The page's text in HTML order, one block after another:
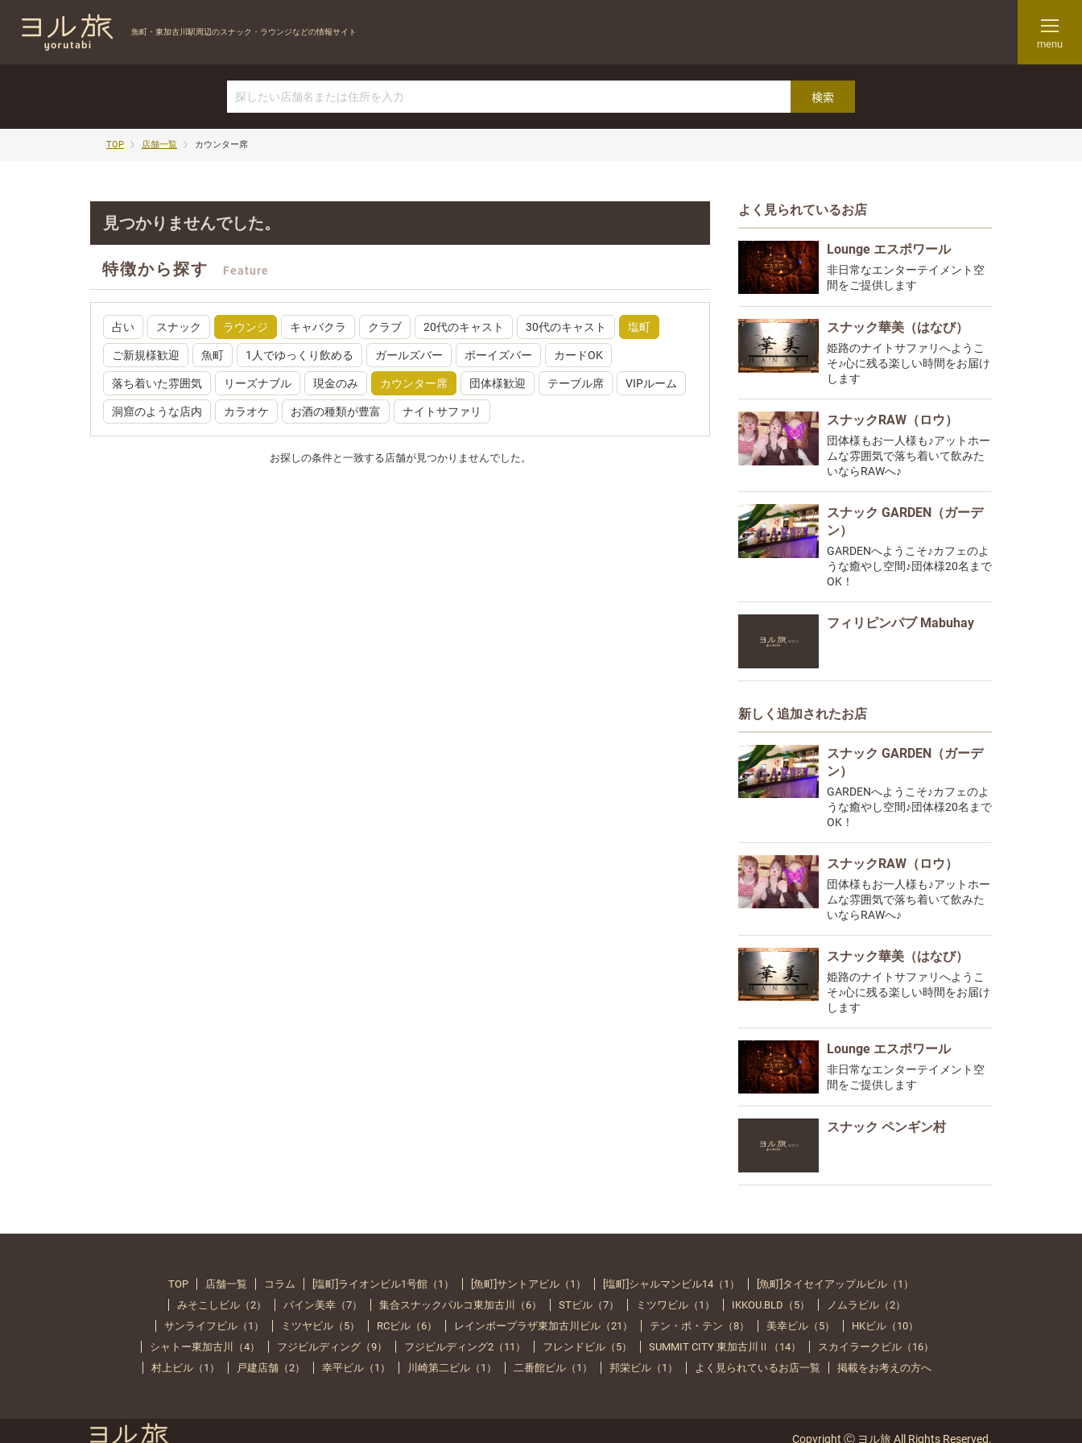
魚町・東加古川駅周辺のスナック・ラウンジなどの情報サイト
menu
TOP 店舗一覧 カウンター席
見つかりませんでした。
特徴から探す Feature
占い スナック ラウンジ キャバクラ クラブ 20代のキャスト 30代のキャスト 塩町
ご新規様歓迎 魚町 1人でゆっくり飲める ガールズバー ボーイズバー カードOK
落ち着いた雰囲気 リーズナブル 現金のみ カウンター席 団体様歓迎 テーブル席 VIPルーム
洞窟のような店内 カラオケ お酒の種類が豊富 ナイトサファリ
お探しの条件と一致する店舗が見つかりませんでした。
よく見られているお店
Lounge エスポワール
非日常なエンターテイメント空
間をご提供します
スナック華美（はなび）
姫路のナイトサファリへようこ
そ♪心に残る楽しい時間をお届け
します
スナックRAW（ロウ）
団体様もお一人様も♪アットホー
ムな雰囲気で落ち着いて飲みた
いならRAWへ♪
スナック GARDEN（ガーデ
ン）
GARDENへようこそ♪カフェのよ
うな癒やし空間♪団体様20名まで
OK！
フィリピンパブ Mabuhay
新しく追加されたお店
スナック GARDEN（ガーデ
ン）
GARDENへようこそ♪カフェのよ
うな癒やし空間♪団体様20名まで
OK！
スナックRAW（ロウ）
団体様もお一人様も♪アットホー
ムな雰囲気で落ち着いて飲みた
いならRAWへ♪
スナック華美（はなび）
姫路のナイトサファリへようこ
そ♪心に残る楽しい時間をお届け
します
Lounge エスポワール
非日常なエンターテイメント空
間をご提供します
スナック ペンギン村
TOP 店舗一覧 コラム [塩町]ライオンビル1号館（1） [魚町]サントアビル（1） [塩町]シャルマンビル14（1）
[魚町]タイセイアップルビル（1）
みそこしビル（2）
バイン美幸（7） 集合スナックパルコ東加古川（6） STビル（7） ミツワビル（1） IKKOU.BLD（5）
ノムラビル（2）
サンライフビル（1）
ミツヤビル（5） RCビル（6） レインボープラザ東加古川ビル（21） テン・ポ・テン（8） 美幸ビル（5）
HKビル（10）
シャトー東加古川（4）
フジビルディング（9） フジビルディング2（11） フレンドビル（5） SUMMIT CITY 東加古川Ⅱ（14）
スカイラークビル（16）
村上ビル（1）
戸建店舗（2） 幸平ビル（1） 川崎第二ビル（1） 二番館ビル（1） 邦栄ビル（1） よく見られているお店一覧 掲載をお考えの方へ
Copyright Ⓒ ヨル旅 All Rights Reserved.